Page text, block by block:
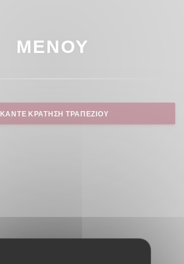
ΜΕΝΟΎ
ΚΆΝΤΕ ΚΡΆΤΗΣΗ ΤΡΑΠΕΖΙΟΎ